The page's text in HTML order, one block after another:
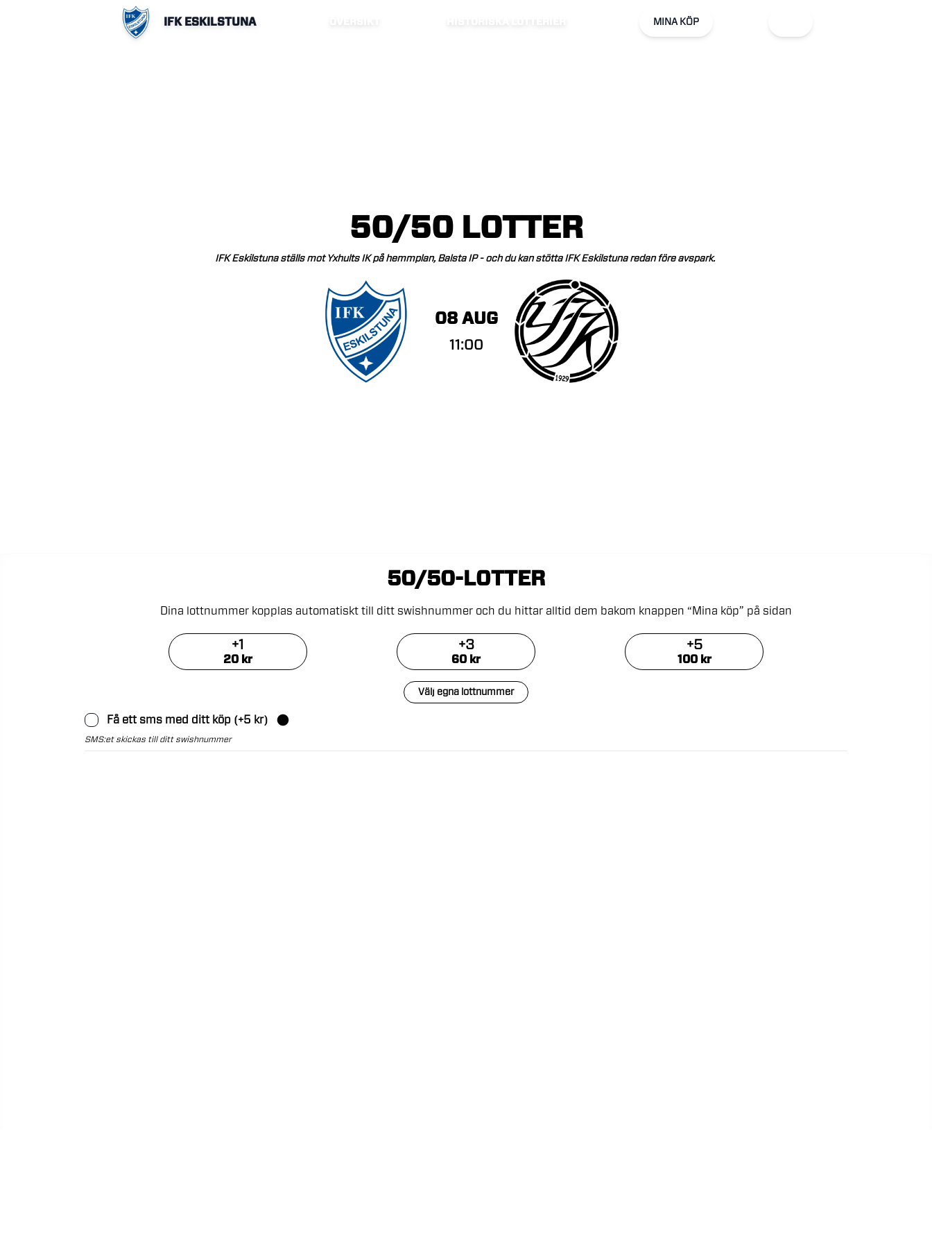
IFK ESKILSTUNA MINA KÖP
50/50 LOTTER
IFK Eskilstuna ställs mot Yxhults IK på hemmplan, Balsta IP - och du kan stötta IFK Eskilstuna redan före avspark.
08 AUG
11:00
50/50-LOTTER
Dina lottnummer kopplas automatiskt till ditt swishnummer och du hittar alltid dem bakom knappen “Mina köp” på sidan
+1
20kr
+3
60kr
+5
100kr
Välj egna lottnummer
Få ett sms med ditt köp (+5 kr)
SMS:et skickas till ditt swishnummer